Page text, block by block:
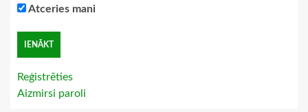
Atceries mani
Reģistrēties
Aizmirsi paroli